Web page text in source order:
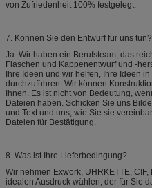
von Zufriedenheit 100% festgelegt.
7. Können Sie den Entwurf für uns tun?
Ja. Wir haben ein Berufsteam, das
Flaschen und Kappenentwurf und -
Ihre Ideen und wir helfen, Ihre Ideen
durchzuführen. Wir können
Ihnen. Es ist nicht von Bedeutung,
Dateien haben. Schicken Sie uns
und Text und uns, wie Sie sie
Dateien für Bestätigung.
8. Was ist Ihre Lieferbedingung?
Wir nehmen Exwork, UHRKETTE,
idealen Ausdruck wählen, der für Sie